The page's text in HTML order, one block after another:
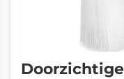
Doorzichtige